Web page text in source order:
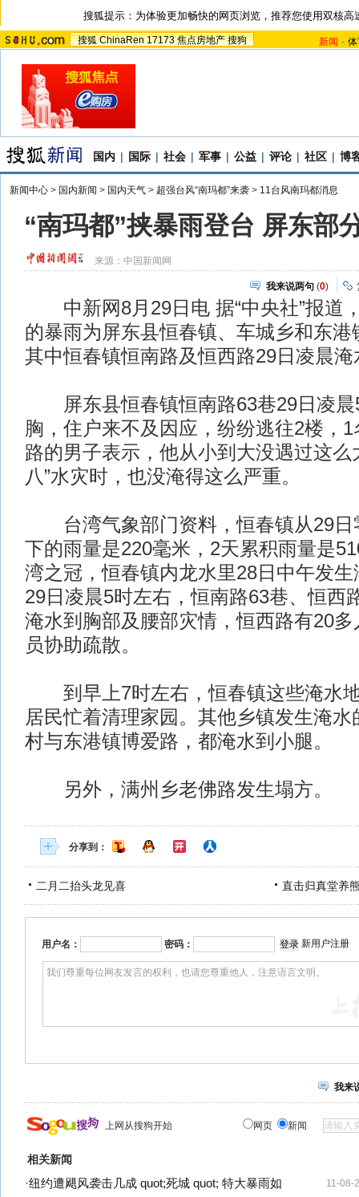
搜狐提示：为体验更加畅快的网页浏览，推荐您使用双核高
搜狐 ChinaRen 17173 焦点房地产 搜狗 新闻 -
国内 | 国际 | 社会 | 军事 | 公益 | 评论 | 社区 | 博
新闻中心 > 国内新闻 > 国内天气 > 超强台风“南玛都”来袭 > 11台风南玛都消息
“南玛都”挟暴雨登台 屏东部
来源： 中国新闻网
我来说两句 (0)
中新网8月29日电 据“中央社”报道，
的暴雨为屏东县恒春镇、车城乡和东港
其中恒春镇恒南路及恒西路29日凌晨淹
屏东县恒春镇恒南路63巷29日凌晨
胸，住户来不及因应，纷纷逃往2楼，
路的男子表示，他从小到大没遇过这么
八”水灾时，也没淹得这么严重。
台湾气象部门资料，恒春镇从29日
下的雨量是220毫米，2天累积雨量是
湾之冠，恒春镇内龙水里28日中午发
29日凌晨5时左右，恒南路63巷、恒西
淹水到胸部及腰部灾情，恒西路有20
员协助疏散。
到早上7时左右，恒春镇这些淹水
居民忙着清理家园。其他乡镇发生淹
村与东港镇博爱路，都淹水到小腿。
另外，满州乡老佛路发生塌方。
分享到：
二月二抬头龙见喜 直击归真堂养
用户名： 密码： 新用户注册
我来
上网从搜狗开始 网页 新闻
相关新闻
11-08-
·纽约遭飓风袭击几成 quot;死城 quot; 特大暴雨如